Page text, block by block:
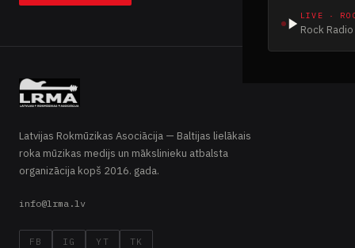
LIVE ·
Rock
Latvijas Rokmūzikas Asociācija — Baltijas lielākais
roka mūzikas medijs un mākslinieku atbalsta
organizācija kopš 2016. gada.
info@lrma.lv
FB IG YT TK